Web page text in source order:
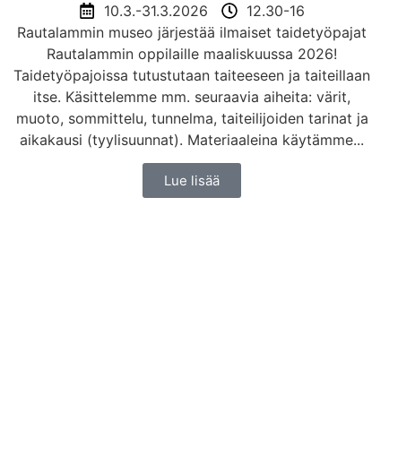
10.3.-31.3.2026
12.30-16
Rautalammin museo järjestää ilmaiset taidetyöpajat
Rautalammin oppilaille maaliskuussa 2026!
Taidetyöpajoissa tutustutaan taiteeseen ja taiteillaan
itse. Käsittelemme mm. seuraavia aiheita: värit,
muoto, sommittelu, tunnelma, taiteilijoiden tarinat ja
aikakausi (tyylisuunnat). Materiaaleina käytämme...
Lue lisää